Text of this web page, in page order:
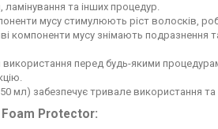
та інших процедур.
мусу стимулюють ріст волосків,
компоненти мусу знімають подразнення
використання перед будь-якими
мл) забезпечує тривале використання
Protector: